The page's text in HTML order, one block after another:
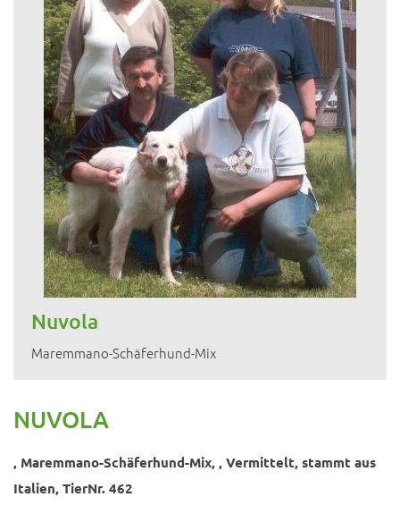
Nuvola
Maremmano-Schäferhund-Mix
NUVOLA
, Maremmano-Schäferhund-Mix, , Vermittelt, stammt aus
Italien, TierNr. 462